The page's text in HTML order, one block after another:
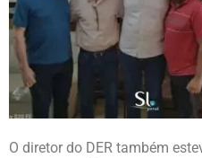
O diretor do DER também